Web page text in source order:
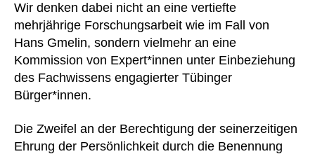
Wir denken dabei nicht an eine vertiefte
mehrjährige Forschungsarbeit wie im Fall von
Hans Gmelin, sondern vielmehr an eine
Kommission von Expert*innen unter Einbeziehung
des Fachwissens engagierter Tübinger
Bürger*innen.
Die Zweifel an der Berechtigung der seinerzeitigen
Ehrung der Persönlichkeit durch die Benennung